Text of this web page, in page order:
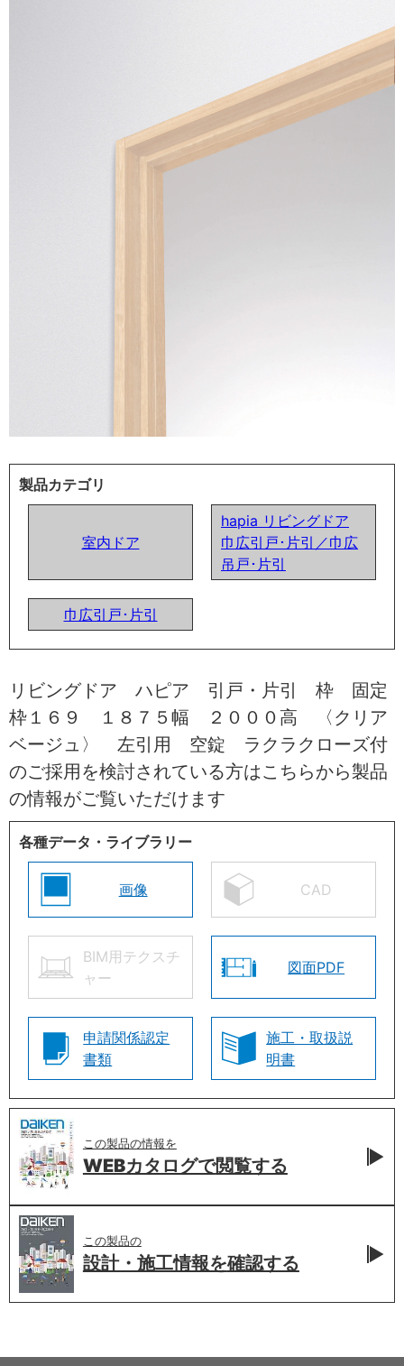
製品カテゴリ
室内ドア
hapia リビングドア
巾広引戸･片引／巾広
吊戸･片引
巾広引戸･片引
リビングドア ハピア 引戸・片引 枠 固定
枠１６９ １８７５幅 ２０００高 〈クリア
ベージュ〉 左引用 空錠 ラクラクローズ付
のご採用を検討されている方はこちらから製品
の情報がご覧いただけます
各種データ・ライブラリー
画像 CAD
BIM用テクスチ
ャー
図面PDF
申請関係認定
書類
施工・取扱説
明書
この製品の情報を
WEBカタログで閲覧する
この製品の
設計・施工情報を確認する